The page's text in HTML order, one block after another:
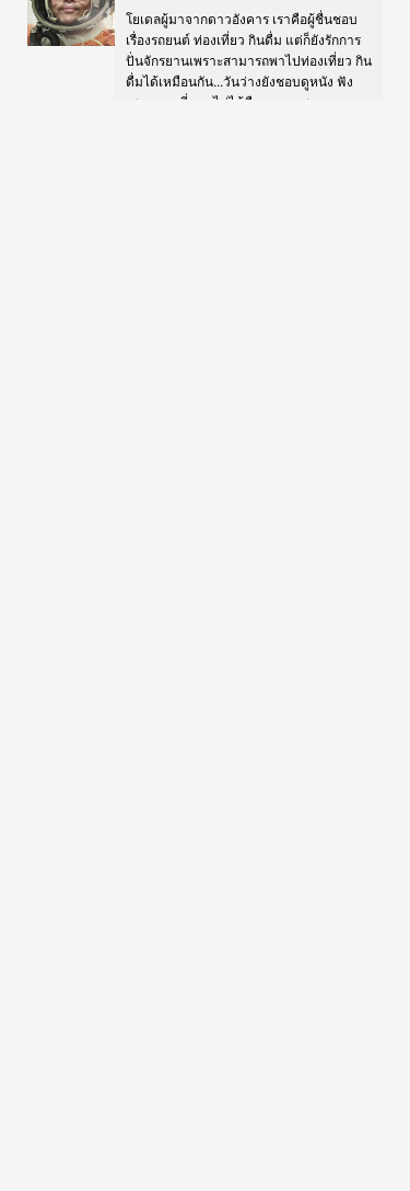
โยเดลผู้มาจากดาวอังคาร เราคือผู้ชื่นชอบ
เรื่องรถยนต์ ท่องเที่ยว กินดื่ม แต่ก็ยังรักการ
ปั่นจักรยานเพราะสามารถพาไปท่องเที่ยว กิน
ดื่มได้เหมือนกัน...วันว่างยังชอบดูหนัง ฟัง
เพลง และที่ขาดไม่ได้คือวาดภาพ และ